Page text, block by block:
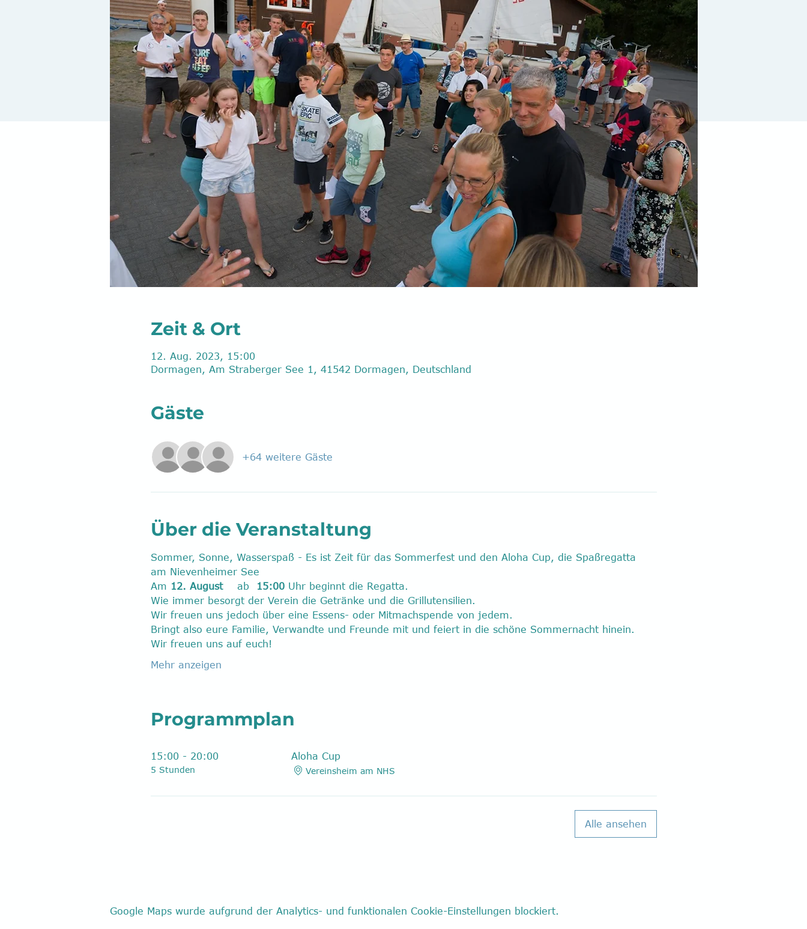
Zeit & Ort
12. Aug. 2023, 15:00
Dormagen, Am Straberger See 1, 41542 Dormagen, Deutschland
Gäste
+64 weitere Gäste
Über die Veranstaltung
Sommer, Sonne, Wasserspaß - Es ist Zeit für das Sommerfest und den Aloha Cup, die Spaßregatta
am Nievenheimer See
Am 12. August ab 15:00 Uhr beginnt die Regatta.
Wie immer besorgt der Verein die Getränke und die Grillutensilien.
Wir freuen uns jedoch über eine Essens- oder Mitmachspende von jedem.
Bringt also eure Familie, Verwandte und Freunde mit und feiert in die schöne Sommernacht hinein.
Wir freuen uns auf euch!
Mehr anzeigen
Programmplan
15:00 - 20:00
5 Stunden
Aloha Cup
Vereinsheim am NHS
Alle ansehen
Google Maps wurde aufgrund der Analytics- und funktionalen Cookie-Einstellungen blockiert.